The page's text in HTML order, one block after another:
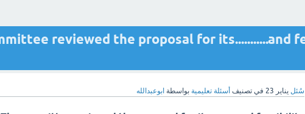
سُئل يناير 23 في تصنيف أسئلة تعليمية بواسطة ابوعبدالله